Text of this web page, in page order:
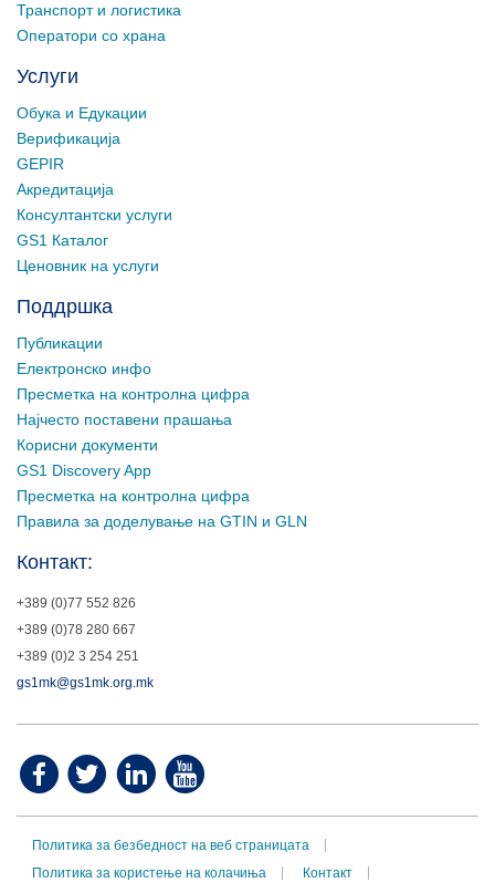
Транспорт и логистика
Оператори со храна
Услуги
Обука и Едукации
Верификација
GEPIR
Акредитација
Консултантски услуги
GS1 Каталог
Ценовник на услуги
Поддршка
Публикации
Електронско инфо
Пресметка на контролна цифра
Најчесто поставени прашања
Корисни документи
GS1 Discovery App
Пресметка на контролна цифра
Правила за доделување на GTIN и GLN
Контакт:
+389 (0)77 552 826
+389 (0)78 280 667
+389 (0)2 3 254 251
gs1mk@gs1mk.org.mk
Политика за безбедност на веб страницата
Политика за користење на колачиња
Контакт